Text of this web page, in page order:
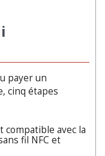
payer un
cinq étapes
avec la
fil NFC et